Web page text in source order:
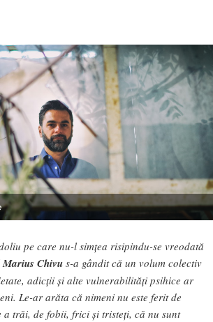
pe care nu-l simțea risipindu-se vreodată
Marius Chivu s-a gândit că un volum colectiv
adicții și alte vulnerabilități psihice ar
Le-ar arăta că nimeni nu este ferit de
trăi, de fobii, frici și tristeți, că nu sunt